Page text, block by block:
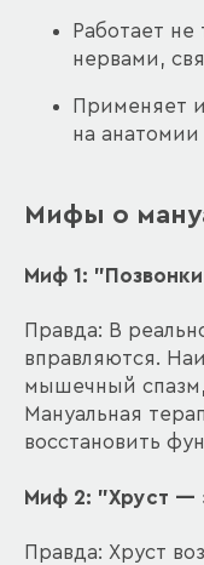
Работает
нервами,
Применяет
на
Мифы о
Миф 1:
Правда: В
вправляются.
мышечный
Мануальная
восстановить
Миф 2: "Хруст —
Правда: Хруст